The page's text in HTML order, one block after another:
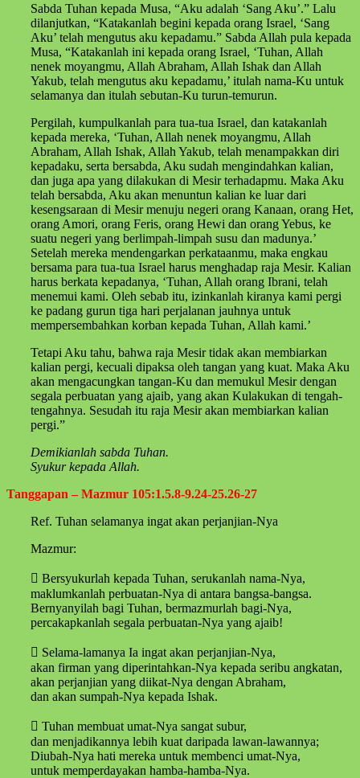
Sabda Tuhan kepada Musa, “Aku adalah ‘Sang Aku’.” Lalu
dilanjutkan, “Katakanlah begini kepada orang Israel, ‘Sang
Aku’ telah mengutus aku kepadamu.” Sabda Allah pula kepada
Musa, “Katakanlah ini kepada orang Israel, ‘Tuhan, Allah
nenek moyangmu, Allah Abraham, Allah Ishak dan Allah
Yakub, telah mengutus aku kepadamu,’ itulah nama-Ku untuk
selamanya dan itulah sebutan-Ku turun-temurun.
Pergilah, kumpulkanlah para tua-tua Israel, dan katakanlah
kepada mereka, ‘Tuhan, Allah nenek moyangmu, Allah
Abraham, Allah Ishak, Allah Yakub, telah menampakkan diri
kepadaku, serta bersabda, Aku sudah mengindahkan kalian,
dan juga apa yang dilakukan di Mesir terhadapmu. Maka Aku
telah bersabda, Aku akan menuntun kalian ke luar dari
kesengsaraan di Mesir menuju negeri orang Kanaan, orang Het,
orang Amori, orang Feris, orang Hewi dan orang Yebus, ke
suatu negeri yang berlimpah-limpah susu dan madunya.’
Setelah mereka mendengarkan perkataanmu, maka engkau
bersama para tua-tua Israel harus menghadap raja Mesir. Kalian
harus berkata kepadanya, ‘Tuhan, Allah orang Ibrani, telah
menemui kami. Oleh sebab itu, izinkanlah kiranya kami pergi
ke padang gurun tiga hari perjalanan jauhnya untuk
mempersembahkan korban kepada Tuhan, Allah kami.’
Tetapi Aku tahu, bahwa raja Mesir tidak akan membiarkan
kalian pergi, kecuali dipaksa oleh tangan yang kuat. Maka Aku
akan mengacungkan tangan-Ku dan memukul Mesir dengan
segala perbuatan yang ajaib, yang akan Kulakukan di tengah-
tengahnya. Sesudah itu raja Mesir akan membiarkan kalian
pergi.”
Demikianlah sabda Tuhan.
Syukur kepada Allah.
Tanggapan – Mazmur 105:1.5.8-9.24-25.26-27
Ref. Tuhan selamanya ingat akan perjanjian-Nya
Mazmur:
 Bersyukurlah kepada Tuhan, serukanlah nama-Nya,
maklumkanlah perbuatan-Nya di antara bangsa-bangsa.
Bernyanyilah bagi Tuhan, bermazmurlah bagi-Nya,
percakapkanlah segala perbuatan-Nya yang ajaib!
 Selama-lamanya Ia ingat akan perjanjian-Nya,
akan firman yang diperintahkan-Nya kepada seribu angkatan,
akan perjanjian yang diikat-Nya dengan Abraham,
dan akan sumpah-Nya kepada Ishak.
 Tuhan membuat umat-Nya sangat subur,
dan menjadikannya lebih kuat daripada lawan-lawannya;
Diubah-Nya hati mereka untuk membenci umat-Nya,
untuk memperdayakan hamba-hamba-Nya.